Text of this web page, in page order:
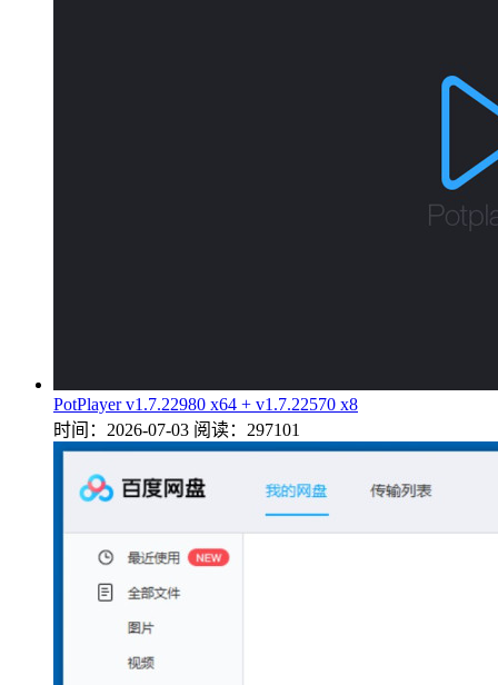
PotPlayer v1.7.22980 x64 + v1.7.22570 x8
时间：2026-07-03 阅读：297101